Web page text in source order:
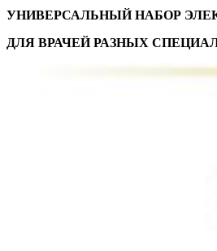
УНИВЕРСАЛЬНЫЙ НАБОР
ДЛЯ ВРАЧЕЙ РАЗНЫХ